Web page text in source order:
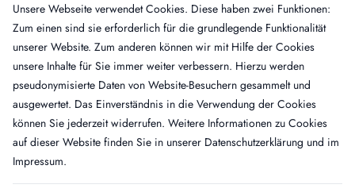
Protein S, Anti-Human, Schaf, IgG,
affinitätsgereinigt
SAPS-AP · VE: 500 µg
Protein S, Anti-Human, Schaf, IgG,
gereinigt, Peroxidase-konjugiert
SAPS-HRP · VE: 200 µg
Unsere Webseite verwendet Cookies. Diese haben zwei Funktionen:
Zum einen sind sie erforderlich für die grundlegende Funktionalität
unserer Website. Zum anderen können wir mit Hilfe der Cookies
unsere Inhalte für Sie immer weiter verbessern. Hierzu werden
pseudonymisierte Daten von Website-Besuchern gesammelt und
ausgewertet. Das Einverständnis in die Verwendung der Cookies
können Sie jederzeit widerrufen. Weitere Informationen zu Cookies
auf dieser Website finden Sie in unserer Datenschutzerklärung und im
Impressum.